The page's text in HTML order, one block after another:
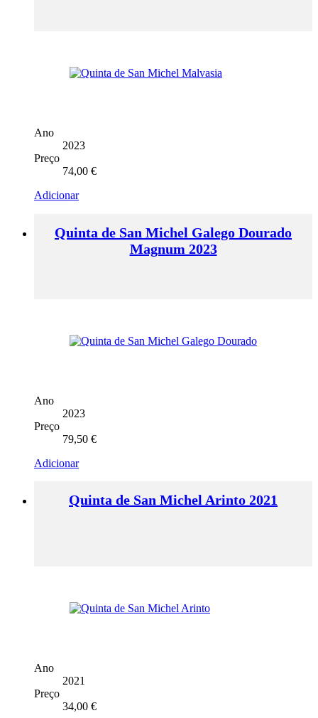
Ano
2023
Preço
74,00 €
Adicionar
Quinta de San Michel Galego Dourado
Magnum 2023
Ano
2023
Preço
79,50 €
Adicionar
Quinta de San Michel Arinto 2021
Ano
2021
Preço
34,00 €